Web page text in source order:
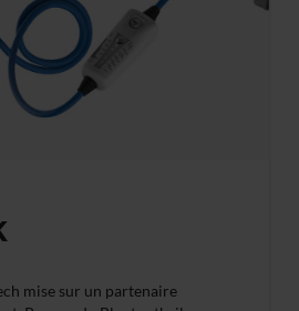
und unserem
mise sur un partenaire